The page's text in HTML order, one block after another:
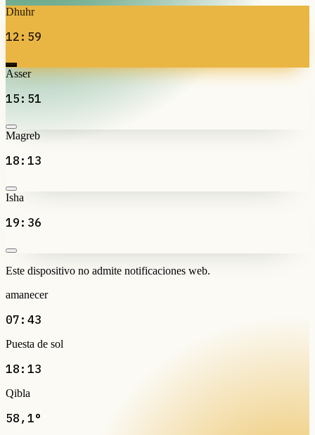
Dhuhr
12:59
Asser
15:51
Magreb
18:13
Isha
19:36
Este dispositivo no admite notificaciones web.
amanecer
07:43
Puesta de sol
18:13
Qibla
58,1°